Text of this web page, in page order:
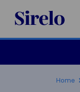
Sirelo.it
Home